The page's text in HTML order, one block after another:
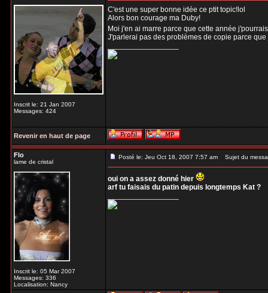
Inscrit le: 21 Jan 2007
Messages: 424
C'est une super bonne idée ce ptit topic!lol
Alors bon courage ma Duby!
Moi j'en ai marre parce que cette année
J'parlerai pas des problèmes de copie parce
_________________
Revenir en haut de page
Flo
lame de cristal
Inscrit le: 05 Mar 2007
Messages: 336
Localisation: Nancy
Posté le: Jeu Oct 18, 2007 7:57 am Sujet du
oui on a assez donné hier
arf tu faisais du patin depuis longtemps Kat ?
_________________